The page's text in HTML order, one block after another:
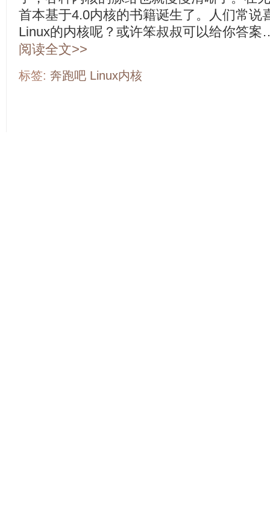
首本基于4.0内核的书籍诞生了。人们常说
Linux的内核呢？或许笨叔叔可以给你答
阅读全文>>
标签: 奔跑吧 Linux内核